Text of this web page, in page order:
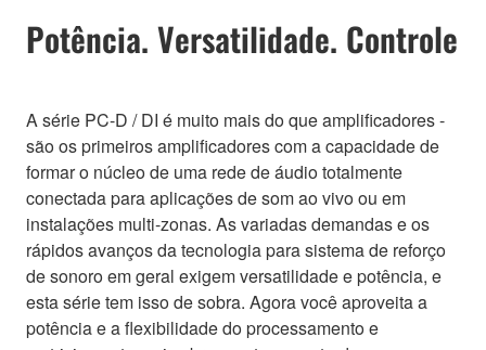
Potência. Versatilidade. Controle
A série PC-D / DI é muito mais do que amplificadores -
são os primeiros amplificadores com a capacidade de
formar o núcleo de uma rede de áudio totalmente
conectada para aplicações de som ao vivo ou em
instalações multi-zonas. As variadas demandas e os
rápidos avanços da tecnologia para sistema de reforço
de sonoro em geral exigem versatilidade e potência, e
esta série tem isso de sobra. Agora você aproveita a
potência e a flexibilidade do processamento e